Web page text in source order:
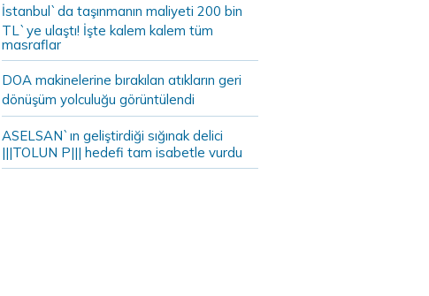
İstanbul`da taşınmanın maliyeti 200 bin
TL`ye ulaştı! İşte kalem kalem tüm
masraflar
DOA makinelerine bırakılan atıkların geri
dönüşüm yolculuğu görüntülendi
ASELSAN`ın geliştirdiği sığınak delici
|||TOLUN P||| hedefi tam isabetle vurdu